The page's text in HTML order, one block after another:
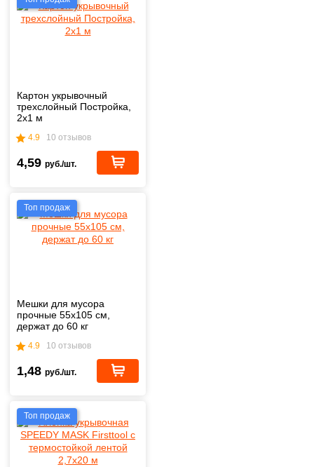
Картон укрывочный
трехслойный Постройка,
2х1 м
4.9 10 отзывов
4,59 руб./шт.
Топ продаж
Мешки для мусора
прочные 55х105 см,
держат до 60 кг
4.9 10 отзывов
1,48 руб./шт.
Топ продаж